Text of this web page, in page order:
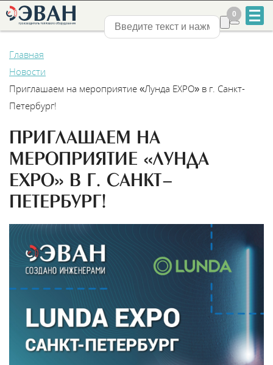
831
2-
888-
555
Каталог
Сервис
Нижний Новгород
0
0
Главная
Новости
Приглашаем на мероприятие «Лунда EXPO» в г. Санкт-
Петербург!
ПРИГЛАШАЕМ НА
МЕРОПРИЯТИЕ «ЛУНДА
EXPO» В Г. САНКТ-
ПЕТЕРБУРГ!